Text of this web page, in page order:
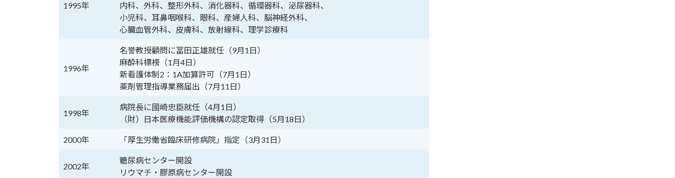
1995年
内科、外科、整形外科、消化器科、循環器科、泌尿器科、
小児科、耳鼻咽喉科、眼科、産婦人科、脳神経外科、
心臓血管外科、皮膚科、放射線科、理学診療科
1996年
名誉教授顧問に冨田正雄就任（9月1日）
麻酔科標榜（1月4日）
新看護体制2：1A加算許可（7月1日）
薬剤管理指導業務届出（7月11日）
1998年
病院長に國崎忠臣就任（4月1日）
（財）日本医療機能評価機構の認定取得（5月18日）
2000年 「厚生労働省臨床研修病院」指定（3月31日）
2002年
糖尿病センター開設
リウマチ・膠原病センター開設